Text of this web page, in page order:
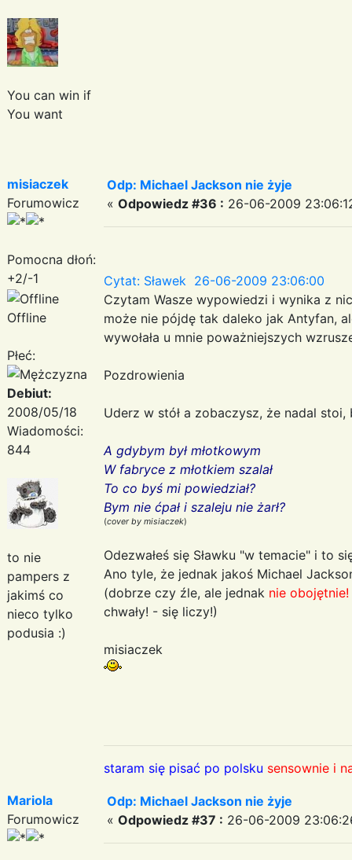
You can win if
You want
misiaczek
Forumowicz
Pomocna dłoń:
+2/-1
Offline
Płeć:
Debiut:
2008/05/18
Wiadomości:
844
to nie
pampers z
jakimś co
nieco tylko
podusia :)
Odp: Michael Jackson nie żyje
« Odpowiedz #36 : 26-06-2009
Cytat: Sławek 26-06-2009 23:06:00
Czytam Wasze wypowiedzi i wynika z
może nie pójdę tak daleko jak Antyfan,
wywołała u mnie poważniejszych
Pozdrowienia
Uderz w stół a zobaczysz, że nadal stoi,
A gdybym był młotkowym
W fabryce z młotkiem szalał
To co byś mi powiedział?
Bym nie ćpał i szaleju nie żarł?
(cover by misiaczek)
Odezwałeś się Sławku "w temacie" i to
Ano tyle, że jednak jakoś Michael
(dobrze czy źle, ale jednak nie obojętnie!
chwały! - się liczy!)
misiaczek
staram się pisać po polsku sensownie i
Mariola
Forumowicz
Odp: Michael Jackson nie żyje
« Odpowiedz #37 : 26-06-2009